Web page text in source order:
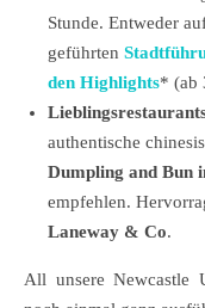
Stunde. Entweder
geführten
den Highlights* (ab
authentische
Dumpling and Bun
empfehlen.
Laneway & Co.
All unsere Newcastle